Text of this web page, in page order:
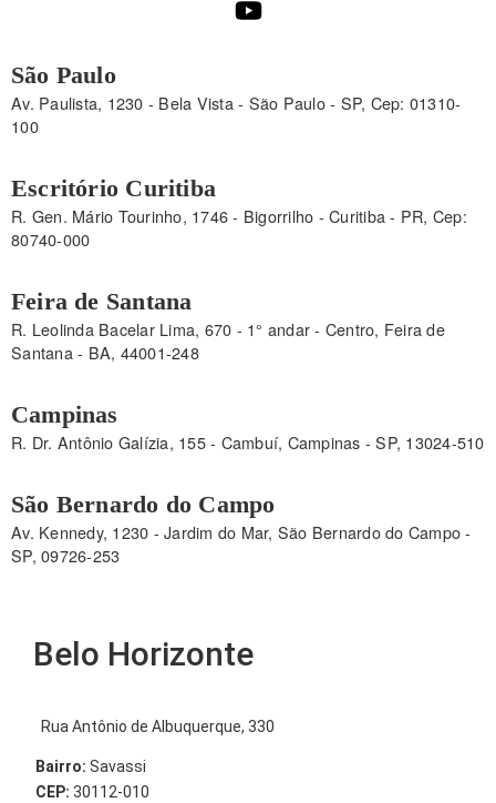
São Paulo
Av. Paulista, 1230 - Bela Vista - São Paulo - SP, Cep: 01310-
100
Escritório Curitiba
R. Gen. Mário Tourinho, 1746 - Bigorrilho - Curitiba - PR, Cep:
80740-000
Feira de Santana
R. Leolinda Bacelar Lima, 670 - 1° andar - Centro, Feira de
Santana - BA, 44001-248
Campinas
R. Dr. Antônio Galízia, 155 - Cambuí, Campinas - SP, 13024-510
São Bernardo do Campo
Av. Kennedy, 1230 - Jardim do Mar, São Bernardo do Campo -
SP, 09726-253
Belo Horizonte
Rua Antônio de Albuquerque, 330
Bairro: Savassi
CEP: 30112-010